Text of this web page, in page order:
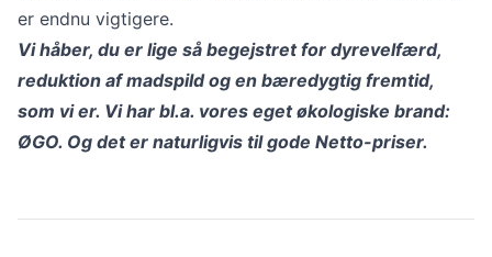
er endnu vigtigere.
Vi håber, du er lige så begejstret for dyrevelfærd,
reduktion af madspild og en bæredygtig fremtid,
som vi er. Vi har bl.a. vores eget økologiske brand:
ØGO. Og det er naturligvis til gode Netto-priser.